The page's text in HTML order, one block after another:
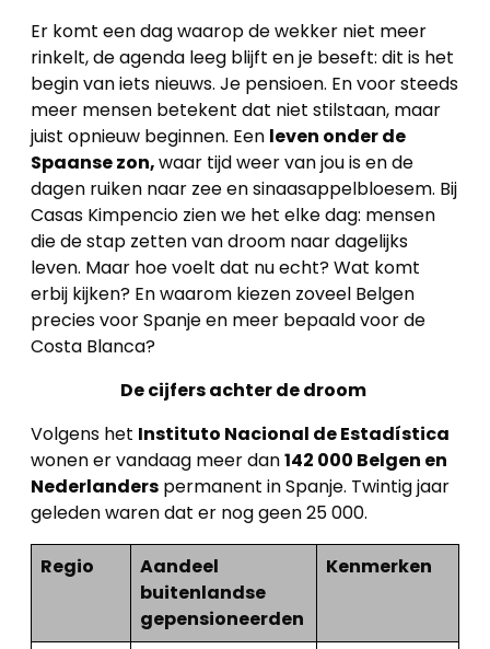
Er komt een dag waarop de wekker niet meer
rinkelt, de agenda leeg blijft en je beseft: dit is het
begin van iets nieuws. Je pensioen. En voor steeds
meer mensen betekent dat niet stilstaan, maar
juist opnieuw beginnen. Een leven onder de
Spaanse zon,waar tijd weer van jou is en de
dagen ruiken naar zee en sinaasappelbloesem. Bij
Casas Kimpencio zien we het elke dag: mensen
die de stap zetten van droom naar dagelijks
leven. Maar hoe voelt dat nu echt? Wat komt
erbij kijken? En waarom kiezen zoveel Belgen
precies voor Spanje en meer bepaald voor de
Costa Blanca?
De cijfers achter de droom
Volgens het Instituto Nacional de Estadística
wonen er vandaag meer dan142 000 Belgen en
Nederlanders permanent in Spanje. Twintig jaar
geleden waren dat er nog geen 25 000.
Regio
Aandeel
buitenlandse
gepensioneerden
Kenmerken